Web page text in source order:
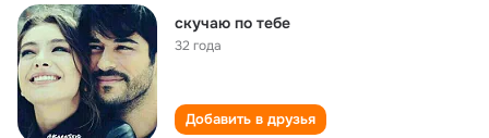
скучаю по тебе
32 года
Добавить в друзья